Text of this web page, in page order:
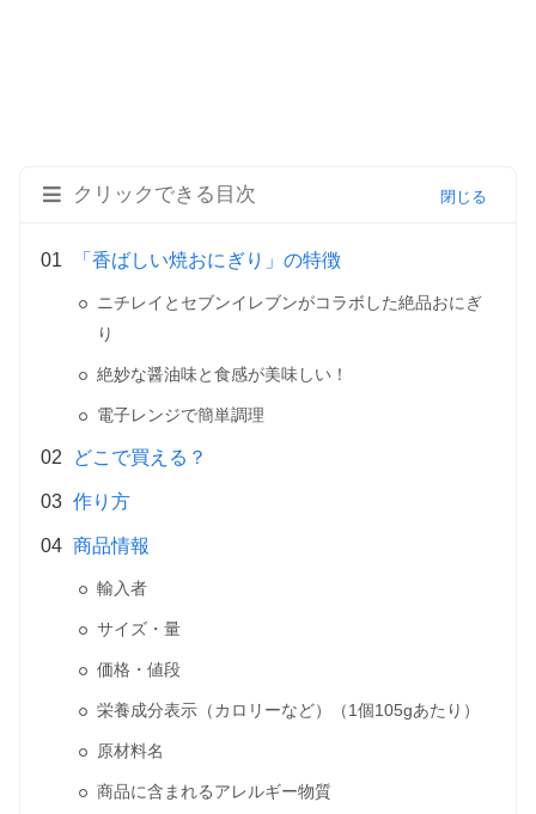
クリックできる目次
「香ばしい焼おにぎり」の特徴
ニチレイとセブンイレブンがコラボした絶品おにぎ
り
絶妙な醤油味と食感が美味しい！
電子レンジで簡単調理
どこで買える？
作り方
商品情報
輸入者
サイズ・量
価格・値段
栄養成分表示（カロリーなど）（1個105gあたり）
原材料名
商品に含まれるアレルギー物質